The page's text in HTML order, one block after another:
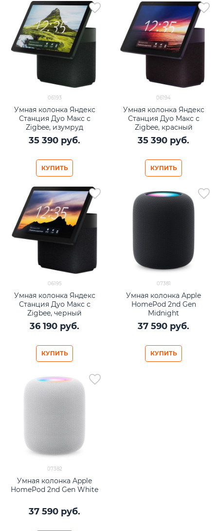
06193
Умная колонка Яндекс
Станция Дуо Макс с
Zigbee, изумруд
35 390 руб.
КУПИТЬ
06194
Умная колонка Яндекс
Станция Дуо Макс с
Zigbee, красный
35 390 руб.
КУПИТЬ
06195
Умная колонка Яндекс
Станция Дуо Макс с
Zigbee, черный
36 190 руб.
КУПИТЬ
07381
Умная колонка Apple
HomePod 2nd Gen
Midnight
37 590 руб.
КУПИТЬ
07382
Умная колонка Apple
HomePod 2nd Gen White
37 590 руб.